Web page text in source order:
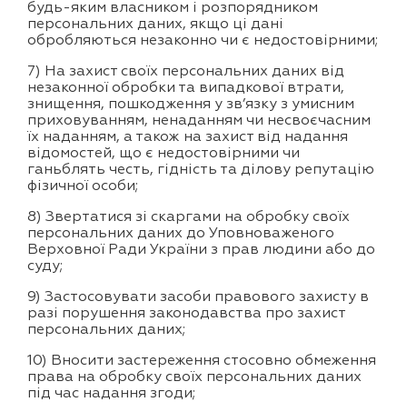
будь-яким власником і розпорядником
персональних даних, якщо ці дані
обробляються незаконно чи є недостовірними;
7) На захист своїх персональних даних від
незаконної обробки та випадкової втрати,
знищення, пошкодження у зв’язку з умисним
приховуванням, ненаданням чи несвоєчасним
їх наданням, а також на захист від надання
відомостей, що є недостовірними чи
ганьблять честь, гідність та ділову репутацію
фізичної особи;
8) Звертатися зі скаргами на обробку своїх
персональних даних до Уповноваженого
Верховної Ради України з прав людини або до
суду;
9) Застосовувати засоби правового захисту в
разі порушення законодавства про захист
персональних даних;
10) Вносити застереження стосовно обмеження
права на обробку своїх персональних даних
під час надання згоди;